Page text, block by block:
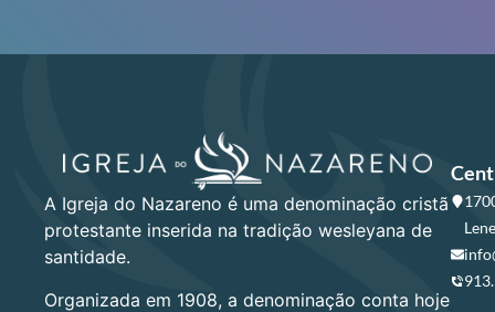
A Igreja do Nazareno é uma denominação cristã
protestante inserida na tradição wesleyana de
santidade.
Organizada em 1908, a denominação conta hoje